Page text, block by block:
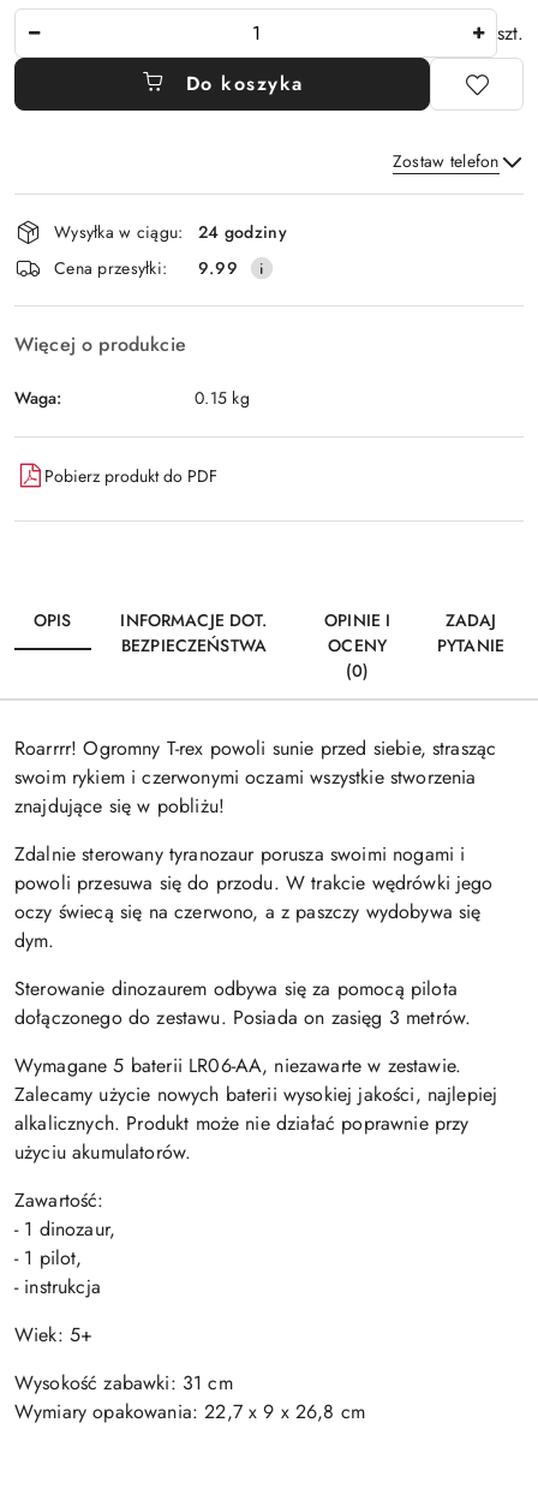
szt.
Do koszyka
Zostaw telefon
Wyślij
Dostępność
i
dostawa
Wysyłka w ciągu:
24 godziny
Cena przesyłki:
9.99
Więcej o produkcie
Waga: 0.15 kg
Pobierz produkt do PDF
OPIS
INFORMACJE DOT.
BEZPIECZEŃSTWA
OPINIE I
OCENY
(0)
ZADAJ
PYTANIE
Roarrrr! Ogromny T-rex powoli sunie przed siebie, strasząc
swoim rykiem i czerwonymi oczami wszystkie stworzenia
znajdujące się w pobliżu!
Zdalnie sterowany tyranozaur porusza swoimi nogami i
powoli przesuwa się do przodu. W trakcie wędrówki jego
oczy świecą się na czerwono, a z paszczy wydobywa się
dym.
Sterowanie dinozaurem odbywa się za pomocą pilota
dołączonego do zestawu. Posiada on zasięg 3 metrów.
Wymagane 5 baterii LR06-AA, niezawarte w zestawie.
Zalecamy użycie nowych baterii wysokiej jakości, najlepiej
alkalicznych. Produkt może nie działać poprawnie przy
użyciu akumulatorów.
Zawartość:
- 1 dinozaur,
- 1 pilot,
- instrukcja
Wiek: 5+
Wysokość zabawki: 31 cm
Wymiary opakowania: 22,7 x 9 x 26,8 cm